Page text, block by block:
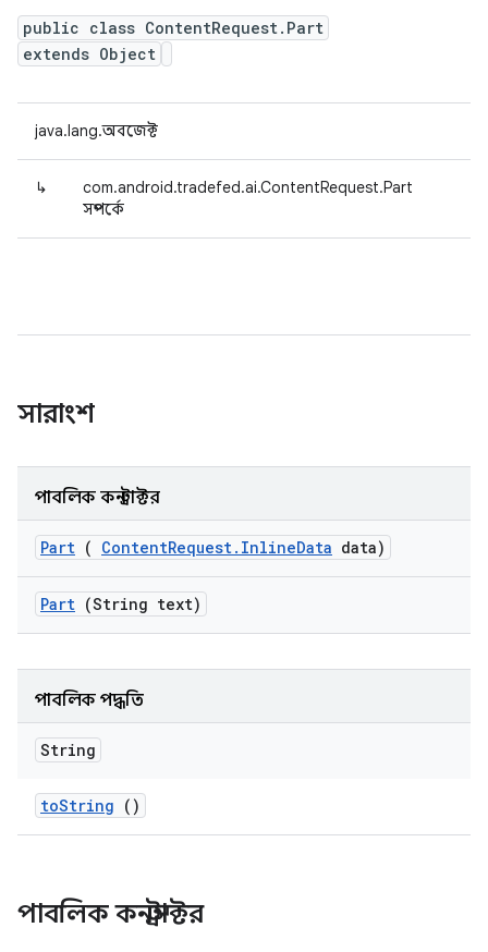
public class ContentRequest.Part
extends Object
java.lang.অবজেক্ট
↳
com.android.tradefed.ai.ContentRequest.Part
সম্পর্কে
সারাংশ
পাবলিক কনস্ট্রাক্টর
Part ( ContentRequest. InlineData data)
Part (String text)
পাবলিক পদ্ধতি
String
toString ()
পাবলিক কনস্ট্রাক্টর